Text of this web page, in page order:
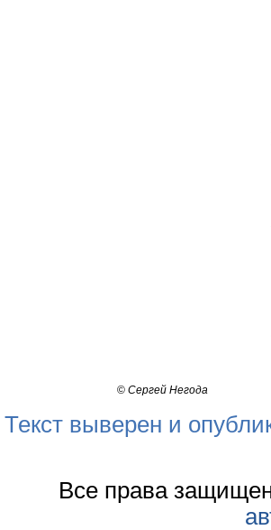
© Сергей Негода
Текст выверен и
Все права